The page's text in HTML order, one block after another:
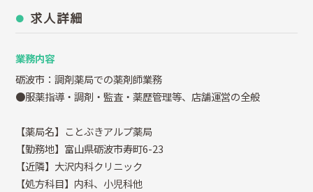
求人詳細
業務内容
砺波市：調剤薬局での薬剤師業務
●服薬指導・調剤・監査・薬歴管理等、店舗運営の全般
【薬局名】ことぶきアルプ薬局
【勤務地】富山県砺波市寿町6-23
【近隣】大沢内科クリニック
【処方科目】内科、小児科他